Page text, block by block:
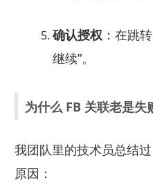
确认授权：在跳
继续”。
为什么 FB 关联老是失
我团队里的技术员总结
原因：